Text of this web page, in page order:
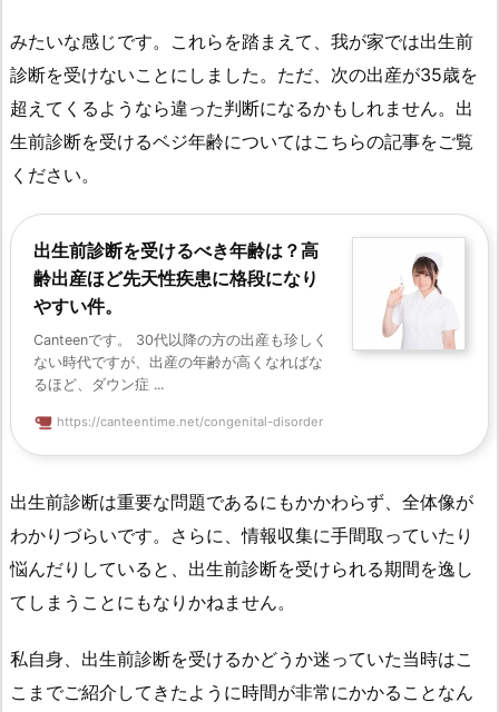
みたいな感じです。これらを踏まえて、我が家では出生前
診断を受けないことにしました。ただ、次の出産が35歳を
超えてくるようなら違った判断になるかもしれません。出
生前診断を受けるベジ年齢についてはこちらの記事をご覧
ください。
出生前診断を受けるべき年齢は？高
齢出産ほど先天性疾患に格段になり
やすい件。
Canteenです。 30代以降の方の出産も珍しく
ない時代ですが、出産の年齢が高くなればな
るほど、ダウン症 ...
https://canteentime.net/congenital-disorder
出生前診断は重要な問題であるにもかかわらず、全体像が
わかりづらいです。さらに、情報収集に手間取っていたり
悩んだりしていると、出生前診断を受けられる期間を逸し
てしまうことにもなりかねません。
私自身、出生前診断を受けるかどうか迷っていた当時はこ
こまでご紹介してきたように時間が非常にかかることなん